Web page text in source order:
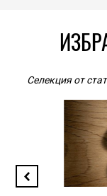
Селекция от